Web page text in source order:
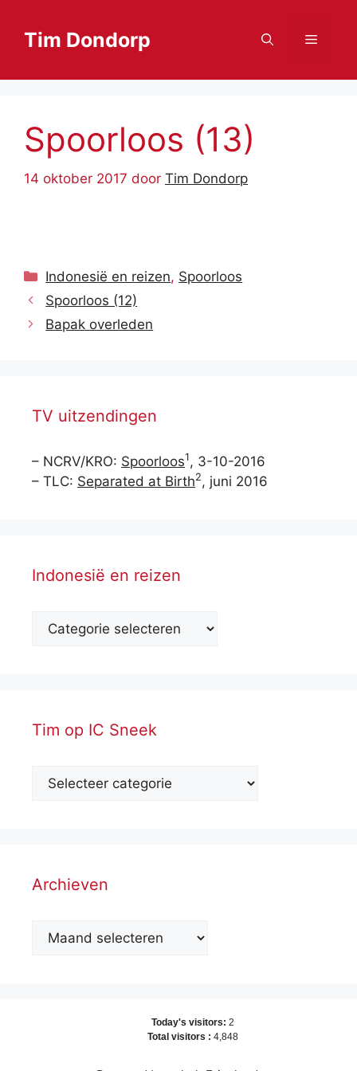
naarTim Dondorp Menu
Spoorloos (13)
14 oktober 2017 door Tim Dondorp
Categorieën
Indonesië en reizen, Spoorloos
Spoorloos (12)
Bapak overleden
TV uitzendingen
– NCRV/KRO: Spoorloos1, 3-10-2016
– TLC: Separated at Birth2, juni 2016
Indonesië en reizen
Tim op IC Sneek
Archieven
Archieven
Today's visitors: 2
Total visitors : 4,848